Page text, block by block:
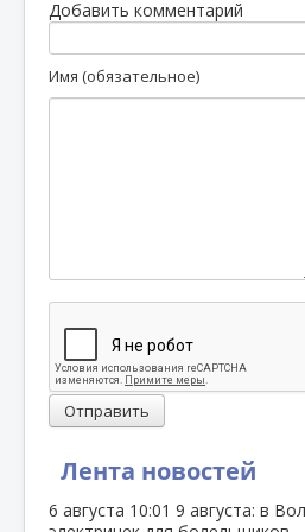
Лента новостей
6 августа 10:01 9 августа: в
Добавить комментарий
Имя (обязательное)
Отправить